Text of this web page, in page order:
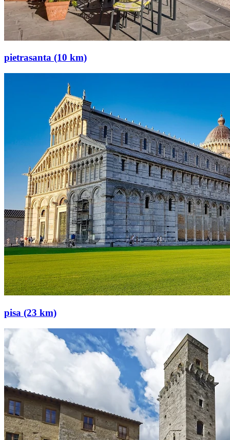
pietrasanta (10 km)
pisa (23 km)